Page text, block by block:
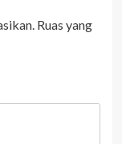
Ruas yang